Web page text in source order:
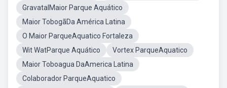
GravatalMaior Parque Aquático
Maior TobogãDa América Latina
O Maior ParqueAquatico Fortaleza
Wit WatParque Aquático
Vortex ParqueAquatico
Maior Toboagua DaAmerica Latina
Colaborador ParqueAquatico